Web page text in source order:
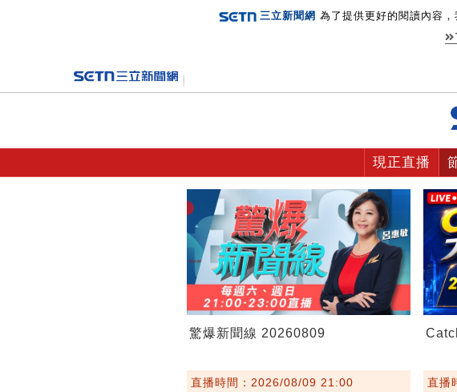
三立新聞網 為了提供更好的閱讀內容
現正直播
驚爆新聞線 20260809
直播時間：2026/08/09 21:00 直播